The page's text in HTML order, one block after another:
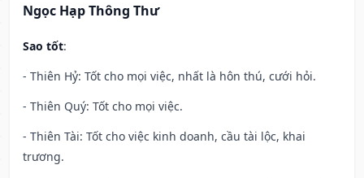
Ngọc Hạp Thông Thư
Sao tốt:
- Thiên Hỷ: Tốt cho mọi việc, nhất là hôn thú, cưới hỏi.
- Thiên Quý: Tốt cho mọi việc.
- Thiên Tài: Tốt cho việc kinh doanh, cầu tài lộc, khai
trương.